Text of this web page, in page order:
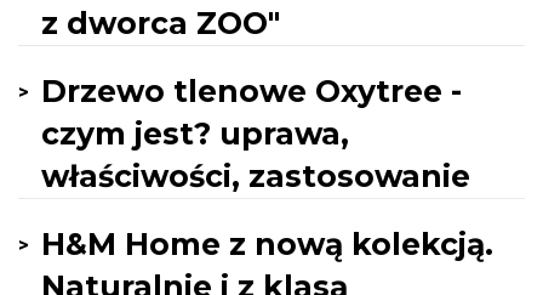
z dworca ZOO"
Drzewo tlenowe Oxytree -
czym jest? uprawa,
właściwości, zastosowanie
H&M Home z nową kolekcją.
Naturalnie i z klasą